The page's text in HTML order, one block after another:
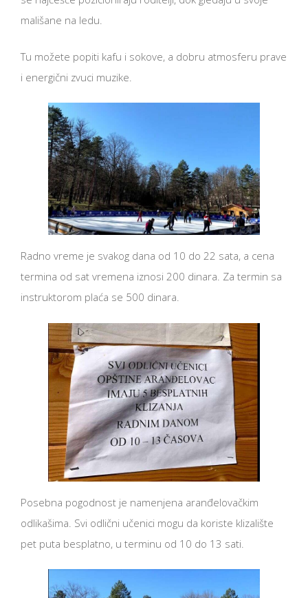
mališane na ledu.
Tu možete popiti kafu i sokove, a dobru atmosferu prave
i energični zvuci muzike.
Radno vreme je svakog dana od 10 do 22 sata, a cena
termina od sat vremena iznosi 200 dinara. Za termin sa
instruktorom plaća se 500 dinara.
Posebna pogodnost je namenjena aranđelovačkim
odlikašima. Svi odlični učenici mogu da koriste klizalište
pet puta besplatno, u terminu od 10 do 13 sati.